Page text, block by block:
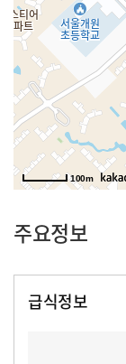
100m
주요정보
급식정보